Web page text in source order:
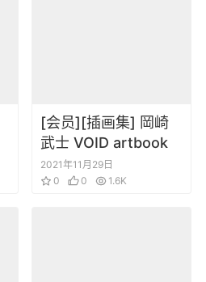
[会员][插画集] 岡崎
武士 VOID artbook
2021年11月29日
0
0 1.6K